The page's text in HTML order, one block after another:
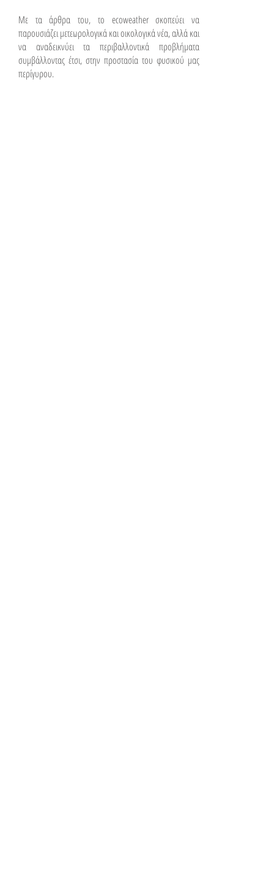
Με τα άρθρα του, το ecoweather σκοπεύει να
παρουσιάζει μετεωρολογικά και οικολογικά νέα, αλλά και
να αναδεικνύει τα περιβαλλοντικά προβλήματα
συμβάλλοντας έτσι, στην προστασία του φυσικού μας
περίγυρου.